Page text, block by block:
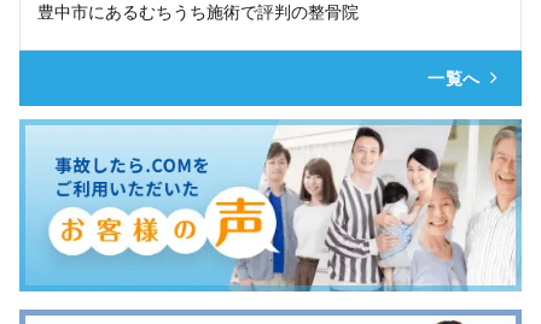
豊中市にあるむちうち施術で評判の整骨院
一覧へ